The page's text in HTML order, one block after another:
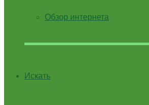
Обзор интернета
Искать